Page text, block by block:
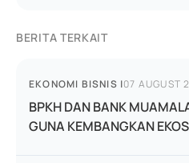
BERITA TERKAIT
EKONOMI BISNIS |07 AUGUST
BPKH DAN BANK
GUNA KEMBANGKAN